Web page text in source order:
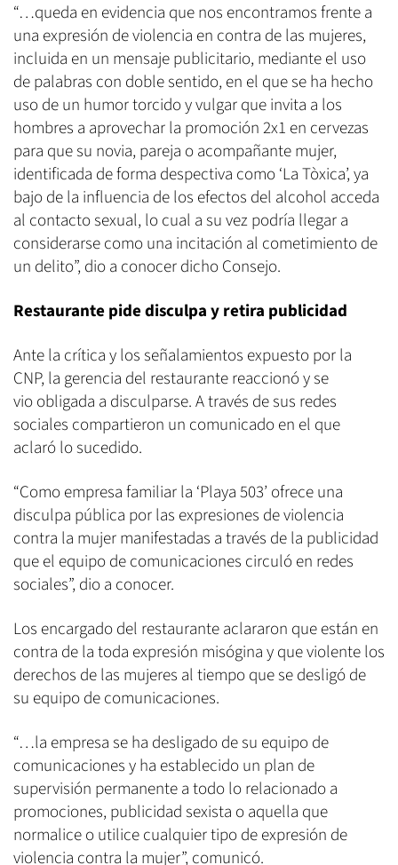
“…queda en evidencia que nos encontramos frente a
una expresión de violencia en contra de las mujeres,
incluida en un mensaje publicitario, mediante el uso
de palabras con doble sentido, en el que se ha hecho
uso de un humor torcido y vulgar que invita a los
hombres a aprovechar la promoción 2x1 en cervezas
para que su novia, pareja o acompañante mujer,
identificada de forma despectiva como ‘La Tòxica’, ya
bajo de la influencia de los efectos del alcohol acceda
al contacto sexual, lo cual a su vez podría llegar a
considerarse como una incitación al cometimiento de
un delito”, dio a conocer dicho Consejo.
Restaurante pide disculpa y retira publicidad
Ante la crítica y los señalamientos expuesto por la
CNP, la gerencia del restaurante reaccionó y se
vio obligada a disculparse. A través de sus redes
sociales compartieron un comunicado en el que
aclaró lo sucedido.
“Como empresa familiar la ‘Playa 503’ ofrece una
disculpa pública por las expresiones de violencia
contra la mujer manifestadas a través de la publicidad
que el equipo de comunicaciones circuló en redes
sociales”, dio a conocer.
Los encargado del restaurante aclararon que están en
contra de la toda expresión misógina y que violente los
derechos de las mujeres al tiempo que se desligó de
su equipo de comunicaciones.
“…la empresa se ha desligado de su equipo de
comunicaciones y ha establecido un plan de
supervisión permanente a todo lo relacionado a
promociones, publicidad sexista o aquella que
normalice o utilice cualquier tipo de expresión de
violencia contra la mujer”, comunicó.